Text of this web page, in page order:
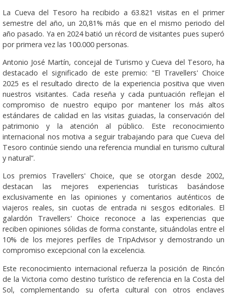
La Cueva del Tesoro ha recibido a 63.821 visitas en el primer
semestre del año, un 20,81% más que en el mismo periodo del
año pasado. Ya en 2024 batió un récord de visitantes pues superó
por primera vez las 100.000 personas.
Antonio José Martín, concejal de Turismo y Cueva del Tesoro, ha
destacado el significado de este premio: "El Travellers' Choice
2025 es el resultado directo de la experiencia positiva que viven
nuestros visitantes. Cada reseña y cada puntuación reflejan el
compromiso de nuestro equipo por mantener los más altos
estándares de calidad en las visitas guiadas, la conservación del
patrimonio y la atención al público. Este reconocimiento
internacional nos motiva a seguir trabajando para que Cueva del
Tesoro continúe siendo una referencia mundial en turismo cultural
y natural”.
Los premios Travellers' Choice, que se otorgan desde 2002,
destacan las mejores experiencias turísticas basándose
exclusivamente en las opiniones y comentarios auténticos de
viajeros reales, sin cuotas de entrada ni sesgos editoriales. El
galardón Travellers' Choice reconoce a las experiencias que
reciben opiniones sólidas de forma constante, situándolas entre el
10% de los mejores perfiles de TripAdvisor y demostrando un
compromiso excepcional con la excelencia.
Este reconocimiento internacional refuerza la posición de Rincón
de la Victoria como destino turístico de referencia en la Costa del
Sol, complementando su oferta cultural con otros enclaves